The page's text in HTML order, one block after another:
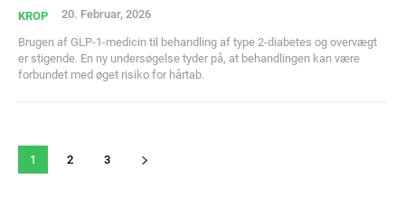
KROP 20. Februar, 2026
Brugen af GLP-1-medicin til behandling af type 2-diabetes og overvægt
er stigende. En ny undersøgelse tyder på, at behandlingen kan være
forbundet med øget risiko for hårtab.
1 2 3